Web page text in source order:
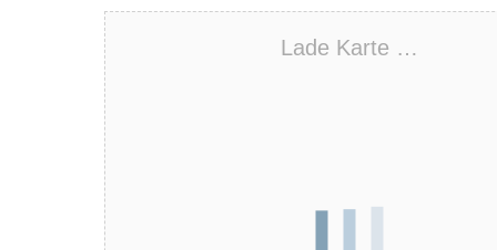
Lade Karte …